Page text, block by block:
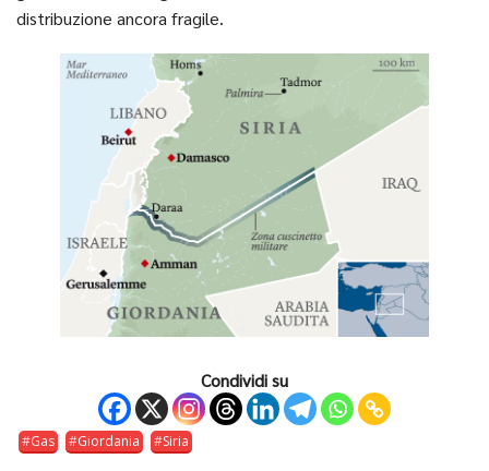
distribuzione ancora fragile.
Condividi su
Gas Giordania Siria